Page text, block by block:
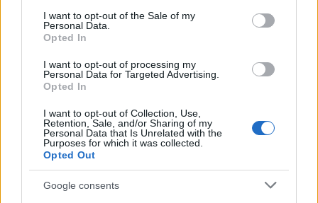
consent section.
I want to opt-out of the Sale of my
Personal Data.
Opted In
I want to opt-out of processing my
Personal Data for Targeted Advertising.
Opted In
I want to opt-out of Collection, Use,
Retention, Sale, and/or Sharing of my
Personal Data that Is Unrelated with the
Purposes for which it was collected.
Opted Out
Google consents
NEWS